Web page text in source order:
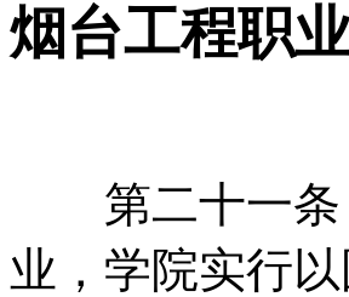
烟台工程职
第二十一条
业，学院实行